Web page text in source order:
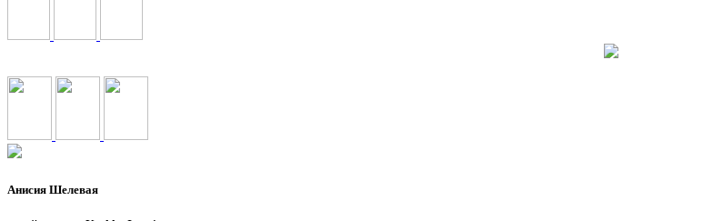
Анисия Шелевая